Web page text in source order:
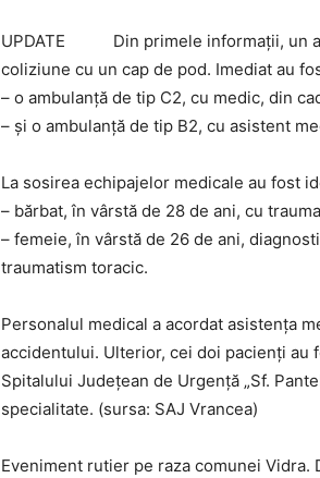
UPDATE Din primele informații, un
coliziune cu un cap de pod. Imediat au
– o ambulanță de tip C2, cu medic, din
– și o ambulanță de tip B2, cu asistent
La sosirea echipajelor medicale au fost
– bărbat, în vârstă de 28 de ani, cu
– femeie, în vârstă de 26 de ani,
traumatism toracic.
Personalul medical a acordat asistența
accidentului. Ulterior, cei doi pacienți
Spitalului Județean de Urgență „Sf.
specialitate. (sursa: SAJ Vrancea)
Eveniment rutier pe raza comunei